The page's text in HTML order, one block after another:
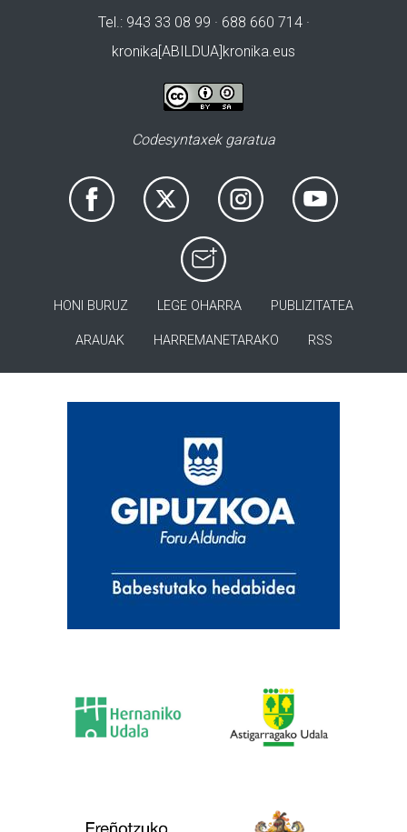
Tel.: 943 33 08 99 · 688 660 714 ·
kronika[ABILDUA]kronika.eus
Codesyntaxek garatua
HONI BURUZ LEGE OHARRA PUBLIZITATEA
ARAUAK HARREMANETARAKO RSS